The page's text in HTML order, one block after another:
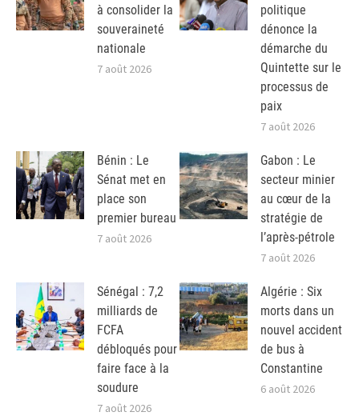
à consolider la
souveraineté
nationale
7 août 2026
politique
dénonce la
démarche du
Quintette sur le
processus de
paix
7 août 2026
Bénin : Le
Sénat met en
place son
premier bureau
7 août 2026
Gabon : Le
secteur minier
au cœur de la
stratégie de
l’après-pétrole
7 août 2026
Sénégal : 7,2
milliards de
FCFA
débloqués pour
faire face à la
soudure
7 août 2026
Algérie : Six
morts dans un
nouvel accident
de bus à
Constantine
6 août 2026